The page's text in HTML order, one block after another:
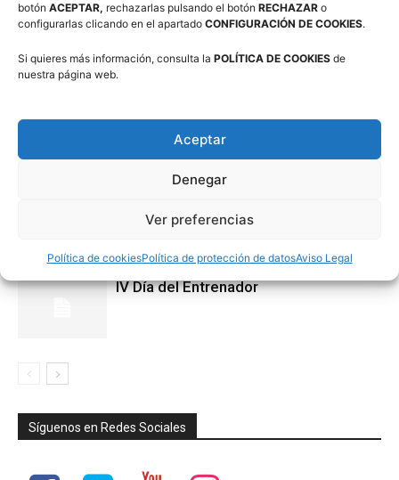
botón ACEPTAR, rechazarlas pulsando el botón RECHAZAR o
configurarlas clicando en el apartado CONFIGURACIÓN DE COOKIES.
Si quieres más información, consulta la POLÍTICA DE COOKIES de
nuestra página web.
Aceptar
Denegar
Ver preferencias
Política de cookiesPolítica de protección de datosAviso Legal
Artículos relacionados
Cursos Entrenador Nivel I-II
IV Día del Entrenador
Síguenos en Redes Sociales